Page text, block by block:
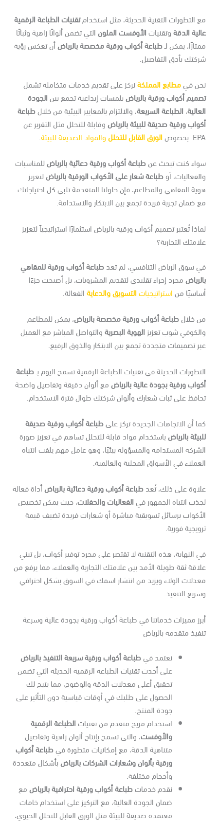
التطورات التقنية الحديثة، مثل استخدامتقنيات الطباعة الرقمية
الدقةوتقنياتالأوفست الملونالتي تضمن ألوانًا زاهية وثباتًا
يمكن لـطباعة أكواب ورقية مخصصة بالرياضأن تعكس رؤية
بأدق التفاصيل.
فيمطابع المملكةنركز على تقديم خدمات متكاملة تشمل
أكواب ورقية بالرياضبلمسات إبداعية تجمع بينالجودة
،الطباعة السريعة، والالتزام بالمعايير البيئية من خلالطباعة
ورقية صديقة للبيئة بالرياضوقابلة للتحلل مثل التقرير عن
الورق القابل للتحللوالمواد الصديقة للبيئة.
كنت تبحث عنطباعة أكواب ورقية دعائية بالرياضللمناسبات
أوطباعة شعار على الأكواب الورقية بالرياضلتعزيز
المقاهي والمطاعم، فإن حلولنا المتقدمة تلبي كل احتياجاتك
ضمان تجربة فريدة تجمع بين الابتكار والاستدامة.
تُعتبر تصميم أكواب ورقية بالرياض استثمارًا استراتيجياً لتعزيز
التجارية؟
سوق الرياض التنافسي، لم تعدطباعة أكواب ورقية للمقاهي
مجرد إجراء تقليدي لتقديم المشروبات، بل أصبحت جزءًا
مناستراتيجياتالتسويق والدعايةالفعالة.
خلالطباعة أكواب ورقية مخصصة بالرياض، يمكن للمطاعم
شوب تعزيزالهوية البصريةوالتواصل المباشر مع العميل
تصميمات متجددة تجمع بين الابتكار والذوق الرفيع.
الحديثة في تقنيات الطباعة الرقمية تسمح اليوم بـطباعة
ورقية بجودة عالية بالرياضمع ألوان دقيقة وتفاصيل واضحة
على ثبات شعارك وألوان شركتك طوال فترة الاستخدام.
أن الاتجاهات الجديدة تركز على طباعة أكواب ورقية صديقة
بالرياضباستخدام مواد قابلة للتحلل تساهم في تعزيز صورة
المستدامة والمسؤولة بيئيًا، وهو عامل مهم يلفت انتباه
في الأسواق المحلية والعالمية.
على ذلك، تُعدطباعة أكواب ورقية دعائية بالرياضأداة فعالة
انتباه الجمهور فيالفعاليات والحفلات، حيث يمكن تخصيص
برسائل تسويقية مباشرة أو شعارات فريدة تضيف قيمة
فورية.
النهاية، هذه التقنية لا تقتصر على مجرد توفير أكواب، بل تبني
ثقة طويلة الأمد بين علامتك التجارية والعملاء، مما يرفع من
الولاء ويزيد من انتشار اسمك في السوق بشكل احترافي
التنفيذ.
مميزات خدماتنا في طباعة أكواب ورقية بجودة عالية وسرعة
متقدمة بالرياض
نعتمد فيطباعة أكواب ورقية سريعة التنفيذ بالرياض
على أحدث تقنيات الطباعة الرقمية الحديثة التي تضمن
تحقيق أعلى معدلات الدقة والوضوح، مما يتيح لك
الحصول على طلبك في أوقات قياسية دون التأثير على
جودة المنتج.
استخدام مزيج متقدم من تقنياتالطباعة الرقمية
والأوفست، والتي تسمح بإنتاج ألوان زاهية وتفاصيل
متناهية الدقة، مع إمكانيات متطورة فيطباعة أكواب
ورقية بألوان وشعارات الشركات بالرياضبأشكال متعددة
وأحجام مختلفة.
نقدم خدماتطباعة أكواب ورقية احترافية بالرياضمع
ضمان الجودة العالية، مع التركيز على استخدام خامات
معتمدة صديقة للبيئة مثل الورق القابل للتحلل الحيوي،